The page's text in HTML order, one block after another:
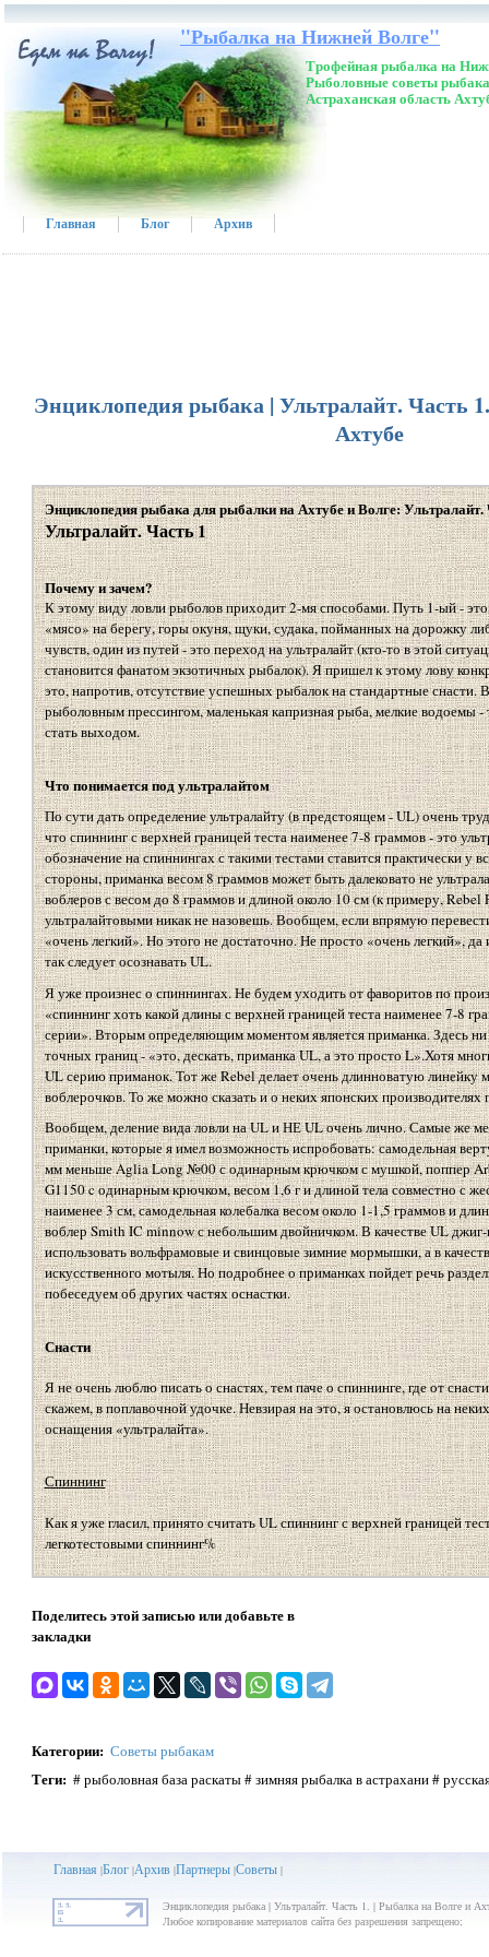
"Рыбалка на Нижней Волге"
Трофейная рыбалка на
Рыболовные советы
Астраханская область
Главная Блог Архив
Энциклопедия рыбака | Ультралайт. Часть
Ахтубе
Энциклопедия рыбака для рыбалки на Ахтубе и Волге: Ультралайт.
Ультралайт. Часть 1
Почему и зачем?
К этому виду ловли рыболов приходит 2-мя способами. Путь 1-ый -
«мясо» на берегу, горы окуня, щуки, судака, пойманных на дорожку
чувств, один из путей - это переход на ультралайт (кто-то в этой
становится фанатом экзотичных рыбалок). Я пришел к этому лову
это, напротив, отсутствие успешных рыбалок на стандартные
рыболовным прессингом, маленькая капризная рыба, мелкие водоемы -
стать выходом.
Что понимается под ультралайтом
По сути дать определение ультралайту (в предстоящем - UL) очень
что спиннинг с верхней границей теста наименее 7-8 граммов - это
обозначение на спиннингах с такими тестами ставится практически у
стороны, приманка весом 8 граммов может быть далековато не
воблеров с весом до 8 граммов и длиной около 10 см (к примеру, Rebel
ультралайтовыми никак не назовешь. Вообщем, если впрямую
«очень легкий». Но этого не достаточно. Не просто «очень легкий»,
так следует осознавать UL.
Я уже произнес о спиннингах. Не будем уходить от фаворитов по
«спиннинг хоть какой длины с верхней границей теста наименее 7-8
серии». Вторым определяющим моментом является приманка. Здесь ни
точных границ - «это, дескать, приманка UL, а это просто L».Хотя
UL серию приманок. Тот же Rebel делает очень длинноватую линейку
воблерочков. То же можно сказать и о неких японских производителях
Вообщем, деление вида ловли на UL и НЕ UL очень лично. Самые же
приманки, которые я имел возможность испробовать: самодельная
мм меньше Aglia Long №00 с одинарным крючком с мушкой, поппер
G1150 c одинарным крючком, весом 1,6 г и длиной тела совместно с
наименее 3 см, самодельная колебалка весом около 1-1,5 граммов и
воблер Smith IC minnow с небольшим двойничком. В качестве UL
использовать вольфрамовые и свинцовые зимние мормышки, а в
искусственного мотыля. Но подробнее о приманках пойдет речь
побеседуем об других частях оснастки.
Снасти
Я не очень люблю писать о снастях, тем паче о спиннинге, где от
скажем, в поплавочной удочке. Невзирая на это, я остановлюсь на
оснащения «ультралайта».
Спиннинг
Как я уже гласил, принято считать UL спиннинг с верхней границей
легкотестовыми спиннинг%
Поделитесь этой записью или добавьте в
закладки
Категории: Советы рыбакам
Теги: # рыболовная база раскаты # зимняя рыбалка в астрахани #
Главная |Блог|Архив|Партнеры|Советы|
Энциклопедия рыбака | Ультралайт. Часть 1. | Рыбалка на Волге и
Любое копирование материалов сайта без разрешения запрещено;